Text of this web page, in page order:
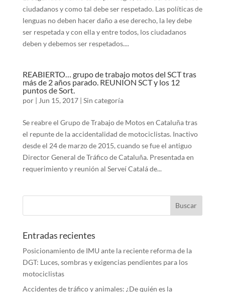
ciudadanos y como tal debe ser respetado. Las políticas de
lenguas no deben hacer daño a ese derecho, la ley debe
ser respetada y con ella y entre todos, los ciudadanos
deben y debemos ser respetados....
REABIERTO… grupo de trabajo motos del SCT tras
más de 2 años parado. REUNION SCT y los 12
puntos de Sort.
por | Jun 15, 2017| Sin categoría
Se reabre el Grupo de Trabajo de Motos en Cataluña tras
el repunte de la accidentalidad de motociclistas. Inactivo
desde el 24 de marzo de 2015, cuando se fue el antiguo
Director General de Tráfico de Cataluña. Presentada en
requerimiento y reunión al Serveí Catalá de...
Entradas recientes
Posicionamiento de IMU ante la reciente reforma de la
DGT: Luces, sombras y exigencias pendientes para los
motociclistas
Accidentes de tráfico y animales: ¿De quién es la